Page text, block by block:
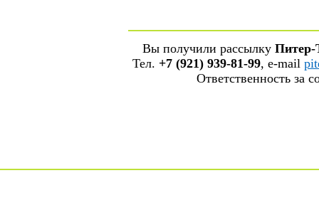
Вы получили рассылку Питер-
Тел. +7 (921) 939-81-99, е-mail
Ответственность за